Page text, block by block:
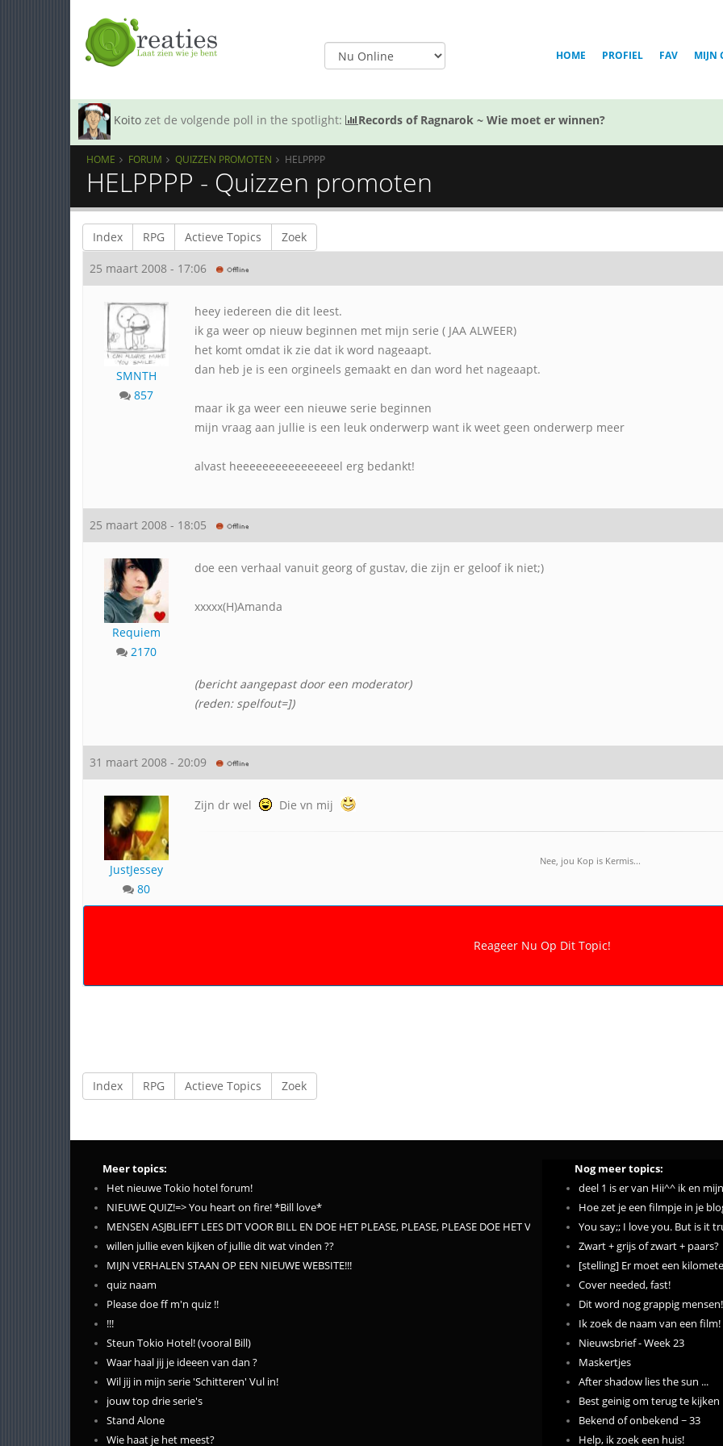
HOME PROFIEL FAV MIJN
Koito zet de volgende poll in the spotlight: Records of Ragnarok ~ Wie moet er winnen?
HOME FORUM QUIZZEN PROMOTEN HELPPPP
HELPPPP - Quizzen promoten
Index RPG Actieve Topics Zoek
25 maart 2008 - 17:06
SMNTH
857
heey iedereen die dit leest.
ik ga weer op nieuw beginnen met mijn serie ( JAA ALWEER)
het komt omdat ik zie dat ik word nageaapt.
dan heb je is een orgineels gemaakt en dan word het nageaapt.
maar ik ga weer een nieuwe serie beginnen
mijn vraag aan jullie is een leuk onderwerp want ik weet geen onderwerp meer
alvast heeeeeeeeeeeeeeeel erg bedankt!
25 maart 2008 - 18:05
Requiem
2170
doe een verhaal vanuit georg of gustav, die zijn er geloof ik niet;)
xxxxx(H)Amanda
(bericht aangepast door een moderator)
(reden: spelfout=])
31 maart 2008 - 20:09
JustJessey
80
Zijn dr wel Die vn mij
Nee, jou Kop is Kermis...
Index RPG Actieve Topics Zoek
Meer topics:
Het nieuwe Tokio hotel forum!
NIEUWE QUIZ!=> You heart on fire! *Bill love*
MENSEN ASJBLIEFT LEES DIT VOOR BILL EN DOE HET PLEASE, PLEASE, PLEASE DOE HET VOOR ONZE BILLCHEN!!!!
willen jullie even kijken of jullie dit wat vinden ??
MIJN VERHALEN STAAN OP EEN NIEUWE WEBSITE!!!
quiz naam
Please doe ff m'n quiz !!
!!!
Steun Tokio Hotel! (vooral Bill)
Waar haal jij je ideeen van dan ?
Wil jij in mijn serie 'Schitteren' Vul in!
jouw top drie serie's
Stand Alone
Wie haat je het meest?
Nog meer topics:
deel 1 is er van Hii^^ ik en
Hoe zet je een filmpje in je
You say;; I love you. But is it
Zwart + grijs of zwart + paars?
[stelling] Er moet een
Cover needed, fast!
Dit word nog grappig mensen!
Ik zoek de naam van een film!
Nieuwsbrief - Week 23
Maskertjes
After shadow lies the sun ...
Best geinig om terug te kijken
Bekend of onbekend ~ 33
Help, ik zoek een huis!